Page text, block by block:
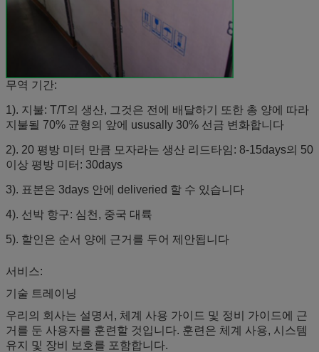
무역 기간:
1). 지불: T/T의 생산, 그것은 전에 배달하기 또한 총 양에 따라
지불될 70% 균형의 앞에 ususally 30% 선금 변화합니다
2). 20 평방 미터 만큼 모자라는 생산 리드타임: 8-15days의 50
이상 평방 미터: 30days
3). 표본은 3days 안에 deliveried 할 수 있습니다
4). 선박 항구: 심천, 중국 대륙
5). 할인은 순서 양에 근거를 두어 제안됩니다
서비스:
기술 트레이닝
우리의 회사는 설명서, 체계 사용 가이드 및 정비 가이드에 근
거를 둔 사용자를 훈련할 것입니다. 훈련은 체계 사용, 시스템
유지 및 장비 보호를 포함합니다.